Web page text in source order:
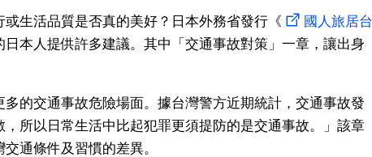
生活品質是否真的美好？日本外務省發行《
國人旅居台
日本人提供許多建議。其中「交通事故對策」一章，讓出身
的交通事故危險場面。據台灣警方近期統計，交通事故發
所以日常生活中比起犯罪更須提防的是交通事故。」該章
通條件及習慣的差異。